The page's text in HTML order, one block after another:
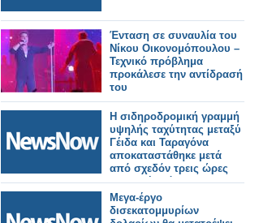
Ένταση σε συναυλία του
Νίκου Οικονομόπουλου –
Τεχνικό πρόβλημα
προκάλεσε την αντίδρασή
του
Η σιδηροδρομική γραμμή
υψηλής ταχύτητας μεταξύ
Γέιδα και Ταραγόνα
αποκαταστάθηκε μετά
από σχεδόν τρεις ώρες
διακοπής λόγω
πυρκαγιάς.
Μεγα-έργο
δισεκατομμυρίων